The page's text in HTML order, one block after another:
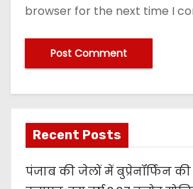
browser for the next time I
Recent Posts
पंजाब की जेलों में बुप्रेनॉर्फिन की